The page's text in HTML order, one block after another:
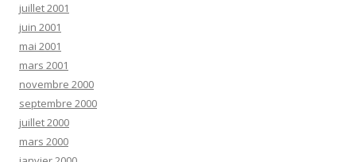
juillet 2001
juin 2001
mai 2001
mars 2001
novembre 2000
septembre 2000
juillet 2000
mars 2000